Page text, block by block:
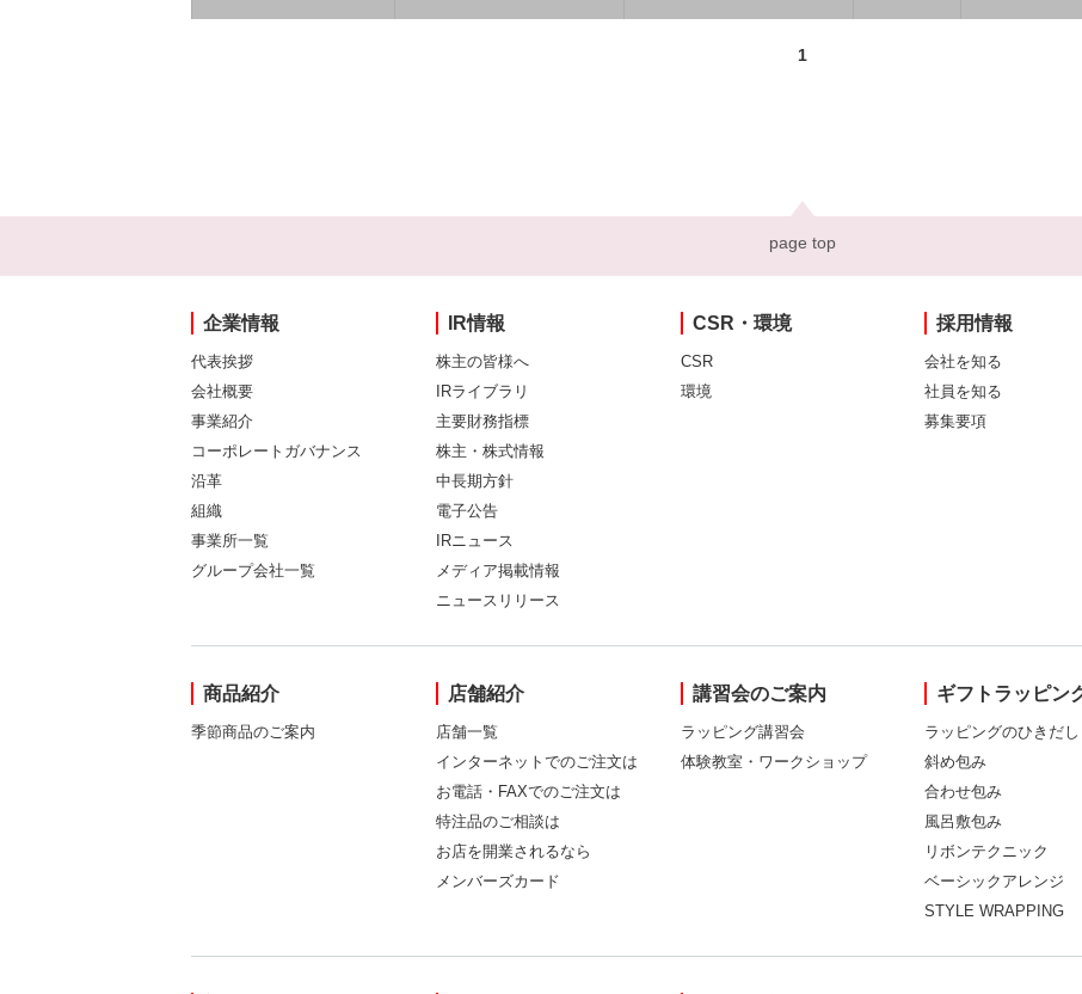
1
page top
企業情報
代表挨拶
会社概要
事業紹介
コーポレートガバナンス
沿革
組織
事業所一覧
グループ会社一覧
IR情報
株主の皆様へ
IRライブラリ
主要財務指標
株主・株式情報
中長期方針
電子公告
IRニュース
メディア掲載情報
ニュースリリース
CSR・環境
CSR
環境
採用情報
会社を知る
社員を知る
募集要項
商品紹介
季節商品のご案内
店舗紹介
店舗一覧
インターネットでのご注文は
お電話・FAXでのご注文は
特注品のご相談は
お店を開業されるなら
メンバーズカード
講習会のご案内
ラッピング講習会
体験教室・ワークショップ
ギフトラッピン
ラッピングのひきだし
斜め包み
合わせ包み
風呂敷包み
リボンテクニック
ベーシックアレンジ
STYLE WRAPPING